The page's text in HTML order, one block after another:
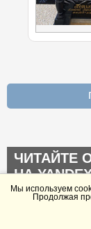
ЧИТАЙТЕ
НА
После
Мы используем
Продолжая